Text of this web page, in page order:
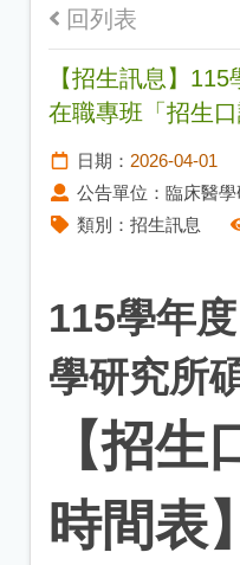
回列表
【招生訊息】
在職專班「招生口
日期： 2026-04-01
公告單位： 臨床醫
類別： 招生訊息
115學年
學研究所
【招
時間表】